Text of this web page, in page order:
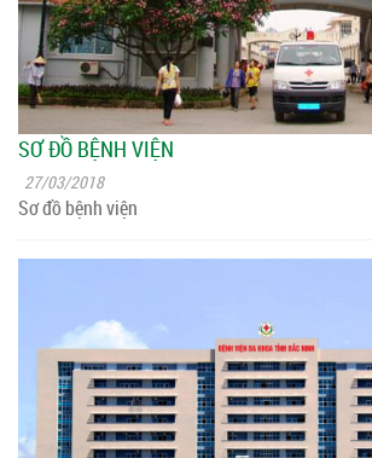
SƠ ĐỒ BỆNH VIỆN
27/03/2018
Sơ đồ bệnh viện